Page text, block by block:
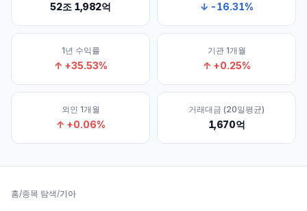
52조 1,982억 ↓ -16.31%
1년 수익률
↑ +35.53%
기관 1개월
↑ +0.25%
외인 1개월
↑ +0.06%
거래대금 (20일평균)
1,670억
홈/종목 탐색/기아